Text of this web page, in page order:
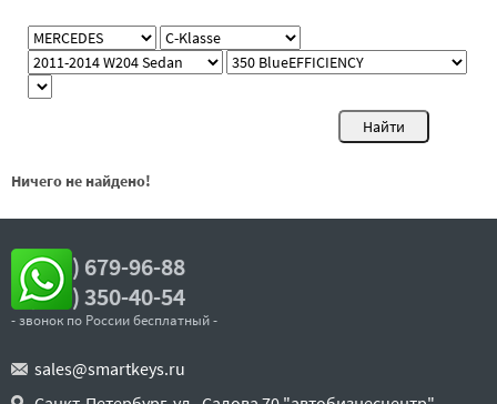
Ничего не найдено!
7 (812) 679-96-88
8 (800) 350-40-54
- звонок по России бесплатный -
sales@smartkeys.ru